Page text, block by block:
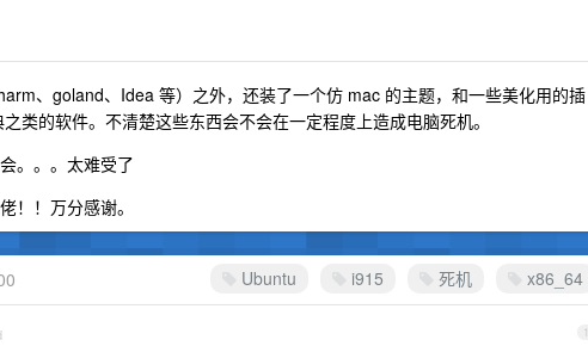
、goland、Idea 等）之外，还装了一个仿 mac 的主题，和一些美化用的插
类的软件。不清楚这些东西会不会在一定程度上造成电脑死机。
。。。太难受了
！！万分感谢。
Ubuntu i915 死机 x86_64
1